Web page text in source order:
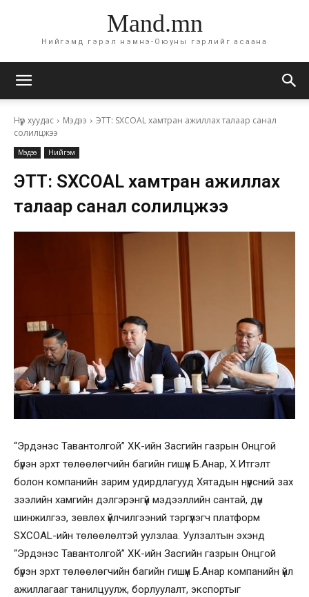
Mand.mn
Нийгэмд гэрэл нэмнэ-Оюуны гэрлийг асаана
Нүүр хуудас Мэдээ
ЭТТ: SXCOAL хамтран ажиллах талаар санал
солилцжээ
Мэдээ Нийгэм
ЭТТ: SXCOAL хамтран ажиллах
талаар санал солилцжээ
“Эрдэнэс Тавантолгой” ХК-ийн Засгийн газрын Онцгой
бүрэн эрхт төлөөлөгчийн багийн гишүүн Б.Анар, Х.Итгэлт
болон компанийн зарим удирдлагууд Хятадын нүүрсний зах
зээлийн хамгийн дэлгэрэнгүй мэдээллийн сантай, дүн
шинжилгээ, зөвлөх үйлчилгээний тэргүүлэгч платформ
SXCOAL-ийн төлөөлөлтэй уулзлаа. Уулзалтын эхэнд
“Эрдэнэс Тавантолгой” ХК-ийн Засгийн газрын Онцгой
бүрэн эрхт төлөөлөгчийн багийн гишүүн Б.Анар компанийн үйл
ажиллагааг танилцуулж, борлуулалт, экспортыг